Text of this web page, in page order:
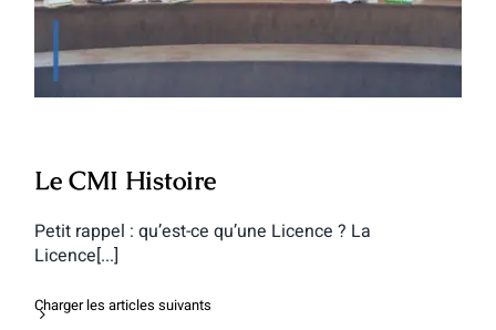
Le CMI Histoire
Petit rappel : qu’est-ce qu’une Licence ? La
Licence[...]
Charger les articles suivants